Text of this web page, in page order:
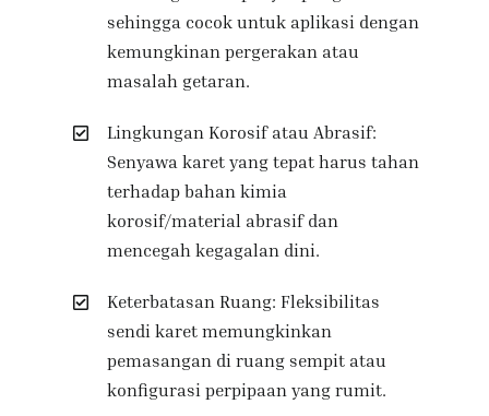
sehingga cocok untuk aplikasi dengan
kemungkinan pergerakan atau
masalah getaran.
Lingkungan Korosif atau Abrasif:
Senyawa karet yang tepat harus tahan
terhadap bahan kimia
korosif/material abrasif dan
mencegah kegagalan dini.
Keterbatasan Ruang: Fleksibilitas
sendi karet memungkinkan
pemasangan di ruang sempit atau
konfigurasi perpipaan yang rumit.